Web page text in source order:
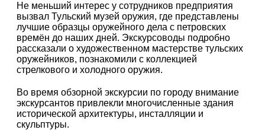
Не меньший интерес у сотрудников предприятия
вызвал Тульский музей оружия, где представлены
лучшие образцы оружейного дела с петровских
времён до наших дней. Экскурсоводы подробно
рассказали о художественном мастерстве тульских
оружейников, познакомили с коллекцией
стрелкового и холодного оружия.
Во время обзорной экскурсии по городу внимание
экскурсантов привлекли многочисленные здания
исторической архитектуры, инсталляции и
скульптуры.